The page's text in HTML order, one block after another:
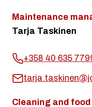
Maintenance
Tarja Taskinen
+358 40 635
Cleaning and